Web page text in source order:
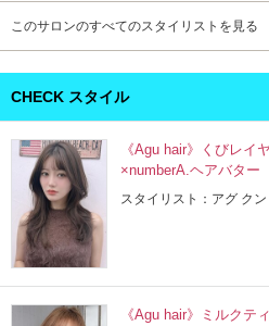
このサロンのすべてのスタイリストを見る
CHECK スタイル
《Agu hair》くびレイ
×numberA.ヘアバター
スタイリスト：アグ クン
《Agu hair》ミルクテ